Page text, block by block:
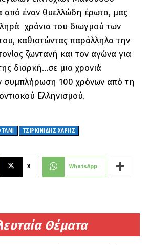
Θέματα
έναν θυελλώδη έρωτα, μας
χρόνια του διωγμού των
καθιστώντας παράλληλα την
ζωντανή και τον αγώνα για
διαρκή…σε μια χρονιά
συμπλήρωση 100 χρόνων από τη
Ελληνισμού.
ΤΣΙΡΚΙΝΊΔΗΣ ΧΆΡΗΣ
X WhatsApp